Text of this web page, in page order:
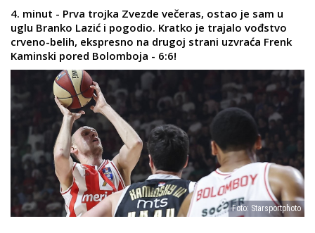
4. minut - Prva trojka Zvezde večeras, ostao je sam u
uglu Branko Lazić i pogodio. Kratko je trajalo vođstvo
crveno-belih, ekspresno na drugoj strani uzvraća Frenk
Kaminski pored Bolomboja - 6:6!
Foto: Starsportphoto